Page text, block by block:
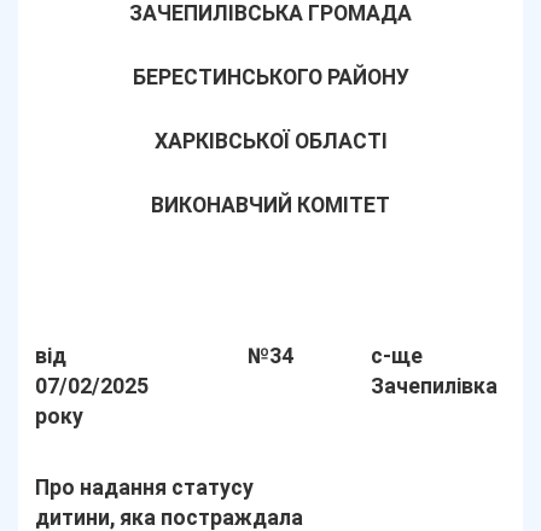
ЗАЧЕПИЛІВСЬКА ГРОМАДА
БЕРЕСТИНСЬКОГО РАЙОНУ
ХАРКІВСЬКОЇ ОБЛАСТІ
ВИКОНАВЧИЙ КОМІТЕТ
від
07/02/2025
року
№34
с-ще
Зачепилівка
Про надання статусу
дитини, яка постраждала